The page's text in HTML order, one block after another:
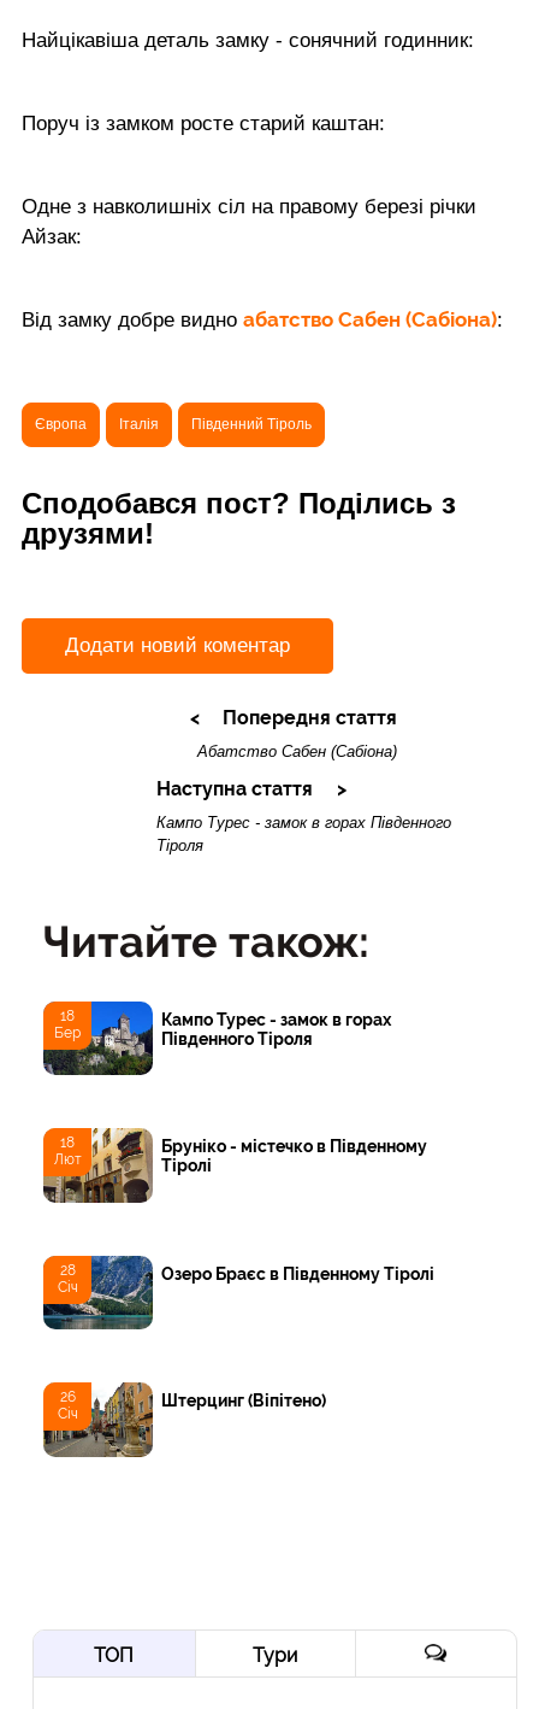
Найцікавіша деталь замку - сонячний годинник:
Поруч із замком росте старий каштан:
Одне з навколишніх сіл на правому березі річки
Айзак:
Від замку добре видно абатство Сабен (Сабіона):
Європа Італія Південний Тіроль
Сподобався пост? Поділись з
друзями!
Додати новий коментар
Попередня стаття
Абатство Сабен (Сабіона)
Наступна стаття
Кампо Турес - замок в горах Південного
Тіроля
Читайте також:
18
Бер
Кампо Турес - замок в горах
Південного Тіроля
18
Лют
Бруніко - містечко в Південному
Тіролі
28
Січ
Озеро Браєс в Південному Тіролі
26
Січ
Штерцинг (Віпітено)
ТОП Тури